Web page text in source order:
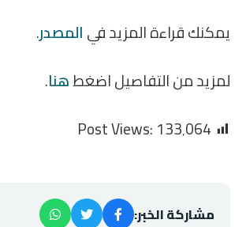
يمكنك قراءة المزيد فيالمصدر.
لمزيد من التفاصيل اضغطهنا.
Post Views:133٬064
مشاركة الخبر: